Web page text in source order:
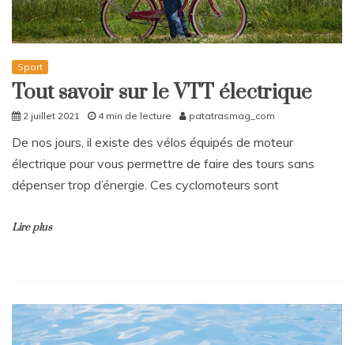
Sport
Tout savoir sur le VTT électrique
2 juillet 2021 4 min de lecture patatrasmag_com
De nos jours, il existe des vélos équipés de moteur
électrique pour vous permettre de faire des tours sans
dépenser trop d’énergie. Ces cyclomoteurs sont
Lire plus